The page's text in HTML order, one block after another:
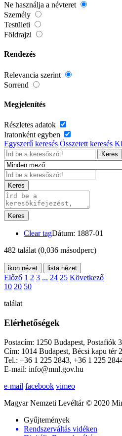
Ne használja a névteret
Személy
Testületi
Földrajzi
Rendezés
Relevancia szerint
Sorrend
Megjelenítés
Részletes adatok
Iratonként egyben
Egyszerű keresés Összetett keresés
Keres
Keres
Keres
Clear tagDátum: 1887-01
482 találat (0,036 másodperc)
ikon nézet lista nézet
Előző 1 2 3 ... 24 25 Következő
10 20 50
találat
Elérhetőségek
Postacím: 1250 Budapest, Postafiók
Cím: 1014 Budapest, Bécsi kapu tér
Tel.: +36 1 225 2843, +36 1 225
E-mail: info@mnl.gov.hu
e-mail facebook vimeo
Magyar Nemzeti Levéltár © 2020
Gyűjtemények
Rendszerváltás vidéken